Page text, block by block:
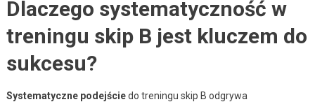
Dlaczego systematyczność w
treningu skip B jest kluczem do
sukcesu?
Systematyczne podejściedo treningu skip B odgrywa